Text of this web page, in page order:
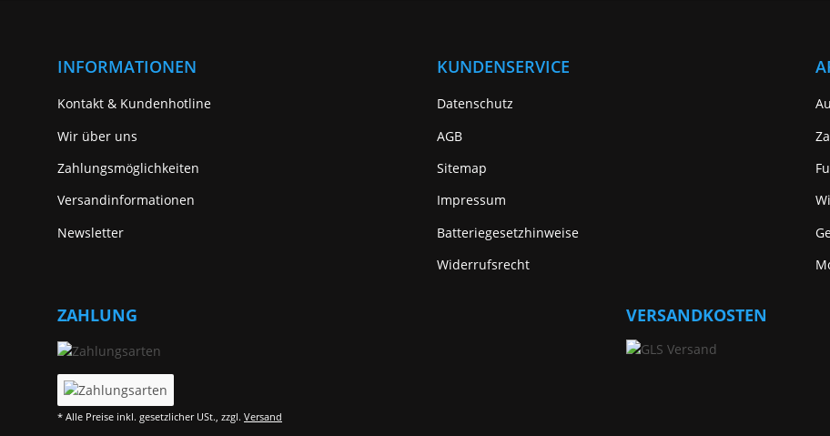
INFORMATIONEN
Kontakt & Kundenhotline
Wir über uns
Zahlungsmöglichkeiten
Versandinformationen
Newsletter
KUNDENSERVICE
Datenschutz
AGB
Sitemap
Impressum
Batteriegesetzhinweise
Widerrufsrecht
ZAHLUNG VERSANDKOSTEN
* Alle Preise inkl. gesetzlicher USt., zzgl. Versand